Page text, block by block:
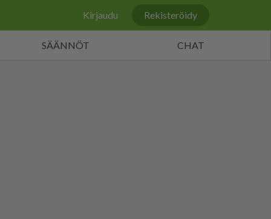
Kirjaudu Rekisteröidy
SÄÄNNÖT CHAT